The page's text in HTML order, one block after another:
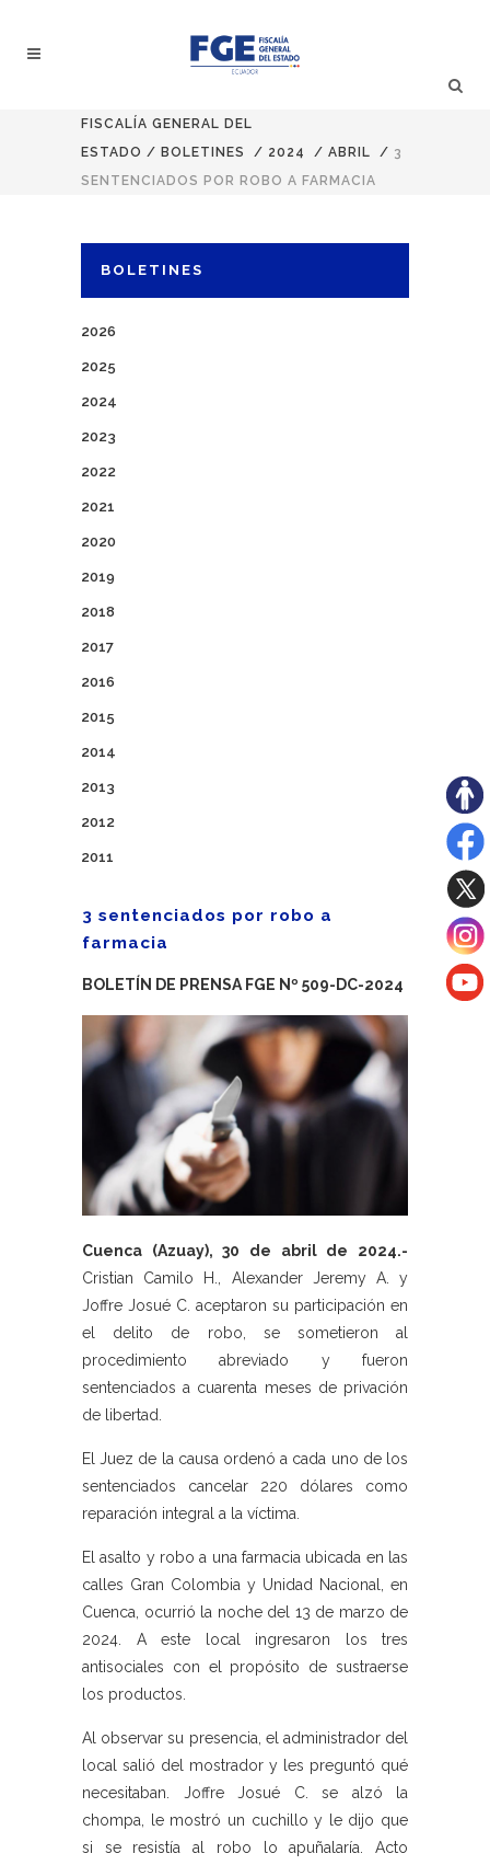
FISCALÍA GENERAL DEL
ESTADO / BOLETINES / 2024 / ABRIL / 3
SENTENCIADOS POR ROBO A FARMACIA
BOLETINES
2026
2025
2024
2023
2022
2021
2020
2019
2018
2017
2016
2015
2014
2013
2012
2011
3 sentenciados por robo a
farmacia
BOLETÍN DE PRENSA FGE Nº 509-DC-2024
Cuenca (Azuay), 30 de abril de 2024.-
Cristian Camilo H., Alexander Jeremy A. y
Joffre Josué C. aceptaron su participación en
el delito de robo, se sometieron al
procedimiento abreviado y fueron
sentenciados a cuarenta meses de privación
de libertad.
El Juez de la causa ordenó a cada uno de los
sentenciados cancelar 220 dólares como
reparación integral a la víctima.
El asalto y robo a una farmacia ubicada en las
calles Gran Colombia y Unidad Nacional, en
Cuenca, ocurrió la noche del 13 de marzo de
2024. A este local ingresaron los tres
antisociales con el propósito de sustraerse
los productos.
Al observar su presencia, el administrador del
local salió del mostrador y les preguntó qué
necesitaban. Joffre Josué C. se alzó la
chompa, le mostró un cuchillo y le dijo que
si se resistía al robo lo apuñalaría. Acto